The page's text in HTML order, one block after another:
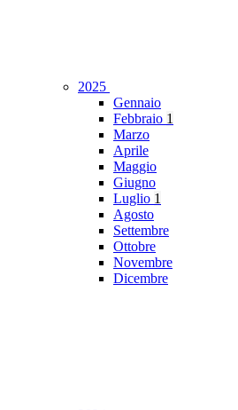
2025
Gennaio
Febbraio 1
Marzo
Aprile
Maggio
Giugno
Luglio 1
Agosto
Settembre
Ottobre
Novembre
Dicembre